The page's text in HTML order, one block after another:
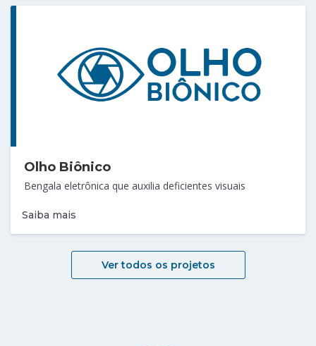
Olho Biônico
Bengala eletrônica que auxilia deficientes visuais
Saiba mais
Ver todos os projetos